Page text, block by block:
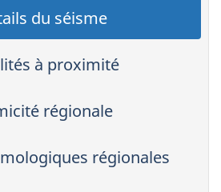
du séisme
à proximité
régionale
régionales